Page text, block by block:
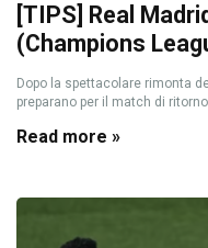
[TIPS] Real
(Champions
Dopo la spettacolare rimonta
preparano per il match di
Read more »